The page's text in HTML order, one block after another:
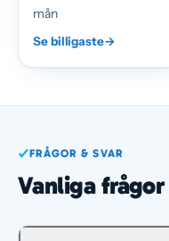
mån
Se billigaste→
FRÅGOR & SVAR
Vanliga frågor